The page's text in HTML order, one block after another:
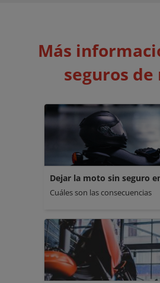
Más
seguros
Dejar la moto sin seguro
Cuáles son las consecuencias